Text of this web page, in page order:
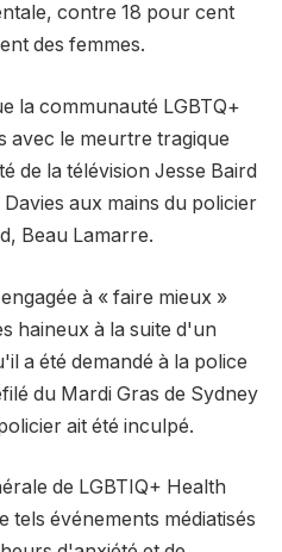
contre 18 pour cent
des femmes.
la communauté LGBTQ+
avec le meurtre tragique
de la télévision Jesse Baird
aux mains du policier
Beau Lamarre.
à « faire mieux »
haineux à la suite d'un
a été demandé à la police
du Mardi Gras de Sydney
ait été inculpé.
de LGBTIQ+ Health
tels événements médiatisés